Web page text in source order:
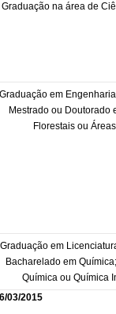
Graduação na área de
Graduação em
Mestrado ou Doutorado
Florestais ou
Graduação em
Bacharelado em
Química ou Química
03/2015